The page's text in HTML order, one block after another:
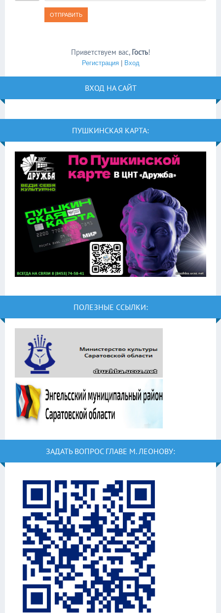
ОТПРАВИТЬ
Приветствуем вас, Гость!
Регистрация| Вход
ВХОД НА САЙТ
ПУШКИНСКАЯ КАРТА:
ПОЛЕЗНЫЕ ССЫЛКИ:
ЗАДАТЬ ВОПРОС ГЛАВЕ М. ЛЕОНОВУ: